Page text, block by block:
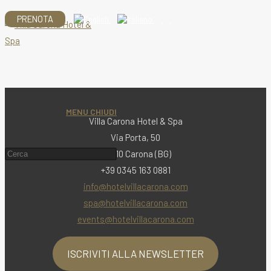
Salta
al
contenuto
PRENOTA
MENU CHIUDI
Cerca
Villa Carona Hotel & Spa
Via Porta, 50
24010 Carona (BG)
+39 0345 163 0881
info@hotelvillacarona.com
spa@hotelvillacarona.com
events@hotelvillacarona.com
ISCRIVITI ALLA NEWSLETTER